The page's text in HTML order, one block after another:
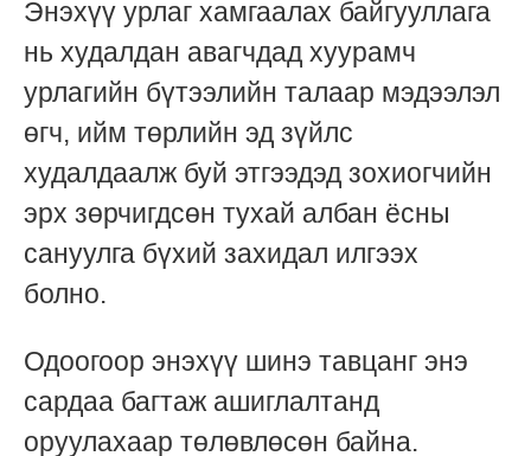
Энэхүү урлаг хамгаалах байгууллага
нь худалдан авагчдад хуурамч
урлагийн бүтээлийн талаар мэдээлэл
өгч, ийм төрлийн эд зүйлс
худалдаалж буй этгээдэд зохиогчийн
эрх зөрчигдсөн тухай албан ёсны
сануулга бүхий захидал илгээх
болно.
Одоогоор энэхүү шинэ тавцанг энэ
сардаа багтаж ашиглалтанд
оруулахаар төлөвлөсөн байна.